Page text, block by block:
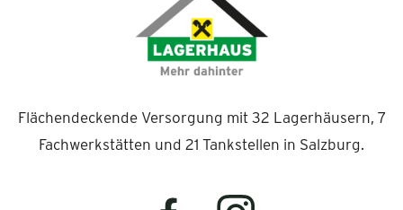
Flächendeckende Versorgung mit 32 Lagerhäusern, 7
Fachwerkstätten und 21 Tankstellen in Salzburg.